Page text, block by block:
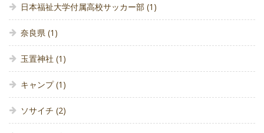
日本福祉大学付属高校サッカー部 (1)
奈良県 (1)
玉置神社 (1)
キャンプ(1)
ソサイチ (2)